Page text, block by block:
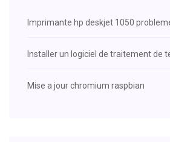
Imprimante hp deskjet 1050
Installer un logiciel de traitement de
Mise a jour chromium raspbian